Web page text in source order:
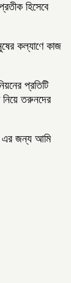
হিসেবে
কল্যাণে কাজ
প্রতিটি
নিয়ে তরুনদের
এর জন্য আমি